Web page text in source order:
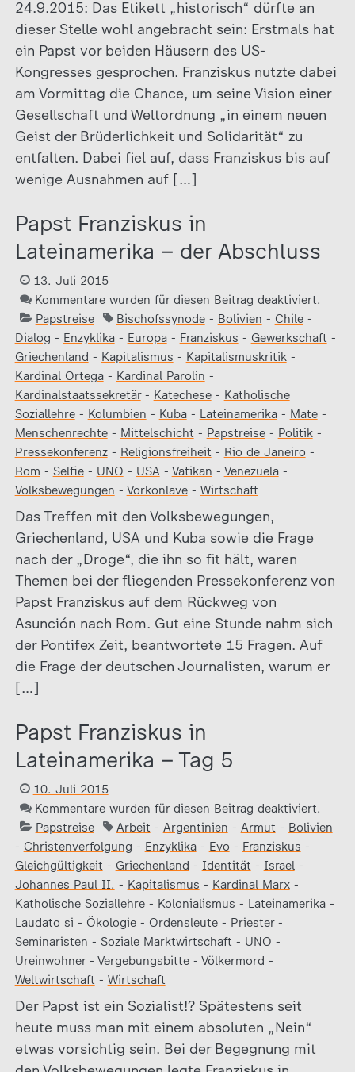
24.9.2015: Das Etikett „historisch“ dürfte an
dieser Stelle wohl angebracht sein: Erstmals hat
ein Papst vor beiden Häusern des US-
Kongresses gesprochen. Franziskus nutzte dabei
am Vormittag die Chance, um seine Vision einer
Gesellschaft und Weltordnung „in einem neuen
Geist der Brüderlichkeit und Solidarität“ zu
entfalten. Dabei fiel auf, dass Franziskus bis auf
wenige Ausnahmen auf […]
Papst Franziskus in
Lateinamerika – der Abschluss
13. Juli 2015
Kommentare wurden für diesen Beitrag deaktiviert.
Papstreise
Bischofssynode- Bolivien - Chile-
Dialog - Enzyklika- Europa- Franziskus - Gewerkschaft -
Griechenland - Kapitalismus - Kapitalismuskritik-
Kardinal Ortega- Kardinal Parolin -
Kardinalstaatssekretär- Katechese- Katholische
Soziallehre- Kolumbien - Kuba- Lateinamerika- Mate-
Menschenrechte- Mittelschicht - Papstreise- Politik-
Pressekonferenz- Religionsfreiheit - Rio de Janeiro -
Rom - Selfie- UNO - USA- Vatikan - Venezuela-
Volksbewegungen - Vorkonlave- Wirtschaft
Das Treffen mit den Volksbewegungen,
Griechenland, USA und Kuba sowie die Frage
nach der „Droge“, die ihn so fit hält, waren
Themen bei der fliegenden Pressekonferenz von
Papst Franziskus auf dem Rückweg von
Asunción nach Rom. Gut eine Stunde nahm sich
der Pontifex Zeit, beantwortete 15 Fragen. Auf
die Frage der deutschen Journalisten, warum er
[…]
Papst Franziskus in
Lateinamerika – Tag 5
10. Juli 2015
Kommentare wurden für diesen Beitrag deaktiviert.
Papstreise
Arbeit - Argentinien - Armut - Bolivien
- Christenverfolgung - Enzyklika- Evo - Franziskus -
Gleichgültigkeit - Griechenland - Identität - Israel-
Johannes Paul II. - Kapitalismus - Kardinal Marx-
Katholische Soziallehre- Kolonialismus - Lateinamerika-
Laudato si - Ökologie- Ordensleute- Priester-
Seminaristen - Soziale Marktwirtschaft - UNO -
Ureinwohner- Vergebungsbitte- Völkermord -
Weltwirtschaft - Wirtschaft
Der Papst ist ein Sozialist!? Spätestens seit
heute muss man mit einem absoluten „Nein“
etwas vorsichtig sein. Bei der Begegnung mit